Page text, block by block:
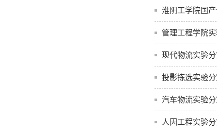
淮阴工学院国
管理工程学院
现代物流实验
投影拣选实验
汽车物流实验
人因工程实验